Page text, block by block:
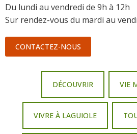
Du lundi au vendredi de 9h à 12h
Sur rendez-vous du mardi au
CONTACTEZ-NOUS
DÉCOUVRIR VIE
VIVRE À LAGUIOLE